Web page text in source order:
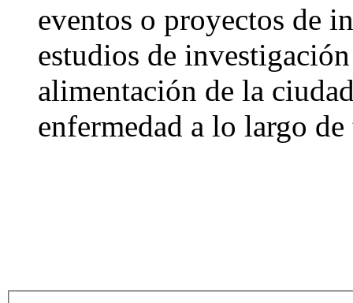
eventos o proyectos de
estudios de
alimentación de la
enfermedad a lo largo